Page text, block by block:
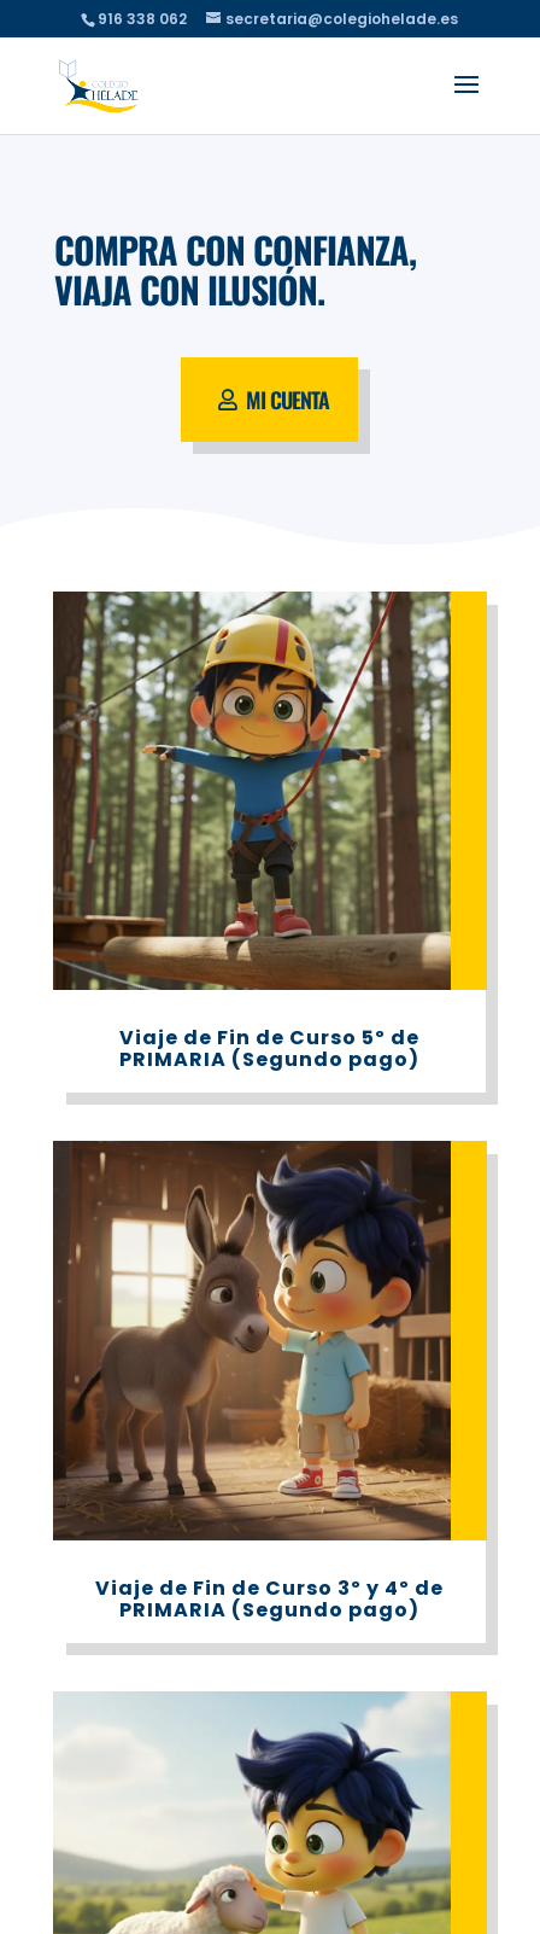
916 338 062 secretaria@colegiohelade.es
COMPRA CON CONFIANZA,
VIAJA CON ILUSIÓN.
MI CUENTA
Viaje de Fin de Curso 5º de
PRIMARIA (Segundo pago)
Viaje de Fin de Curso 3º y 4º de
PRIMARIA (Segundo pago)